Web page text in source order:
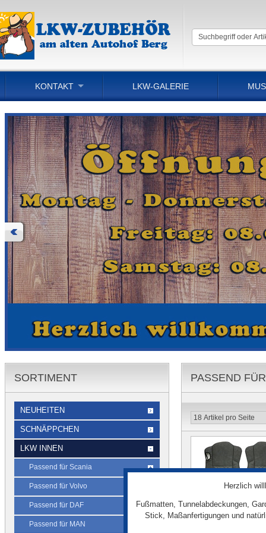
KONTAKT LKW-GALERIE
PASSEND
SORTIMENT
NEUHEITEN
SCHNÄPPCHEN
LKW INNEN
Passend für Scania
Passend für Volvo
Passend für DAF
Passend für MAN
Herzlich
Fußmatten, Tunnelabdeckungen,
Stick, Maßanfertigungen und